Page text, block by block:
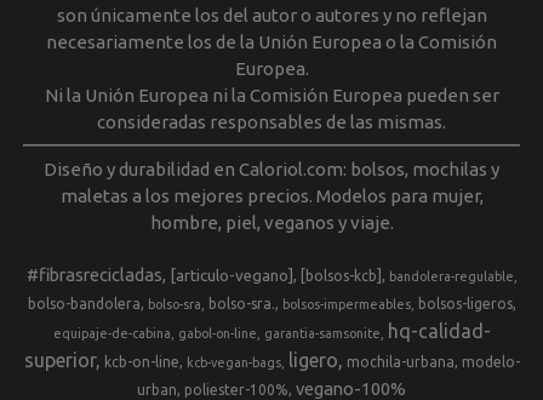
son únicamente los del autor o autores y no reflejan
necesariamente los de la Unión Europea o la Comisión
Europea.
Ni la Unión Europea ni la Comisión Europea pueden ser
consideradas responsables de las mismas.
Diseño y durabilidad en Caloriol.com: bolsos, mochilas y
maletas a los mejores precios. Modelos para mujer,
hombre, piel, veganos y viaje.
#fibrasrecicladas [articulo-vegano] [bolsos-kcb] bandolera-regulable
bolso-bandolera bolso-sra bolso-sra. bolsos-impermeables bolsos-ligeros
equipaje-de-cabina gabol-on-line garantia-samsonite
hq-calidad-
superior
kcb-on-line kcb-vegan-bags ligero mochila-urbana
modelo-
urban
poliester-100% vegano-100%